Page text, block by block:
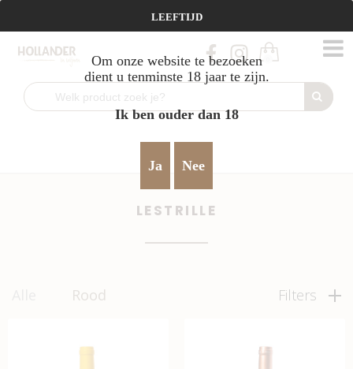
Vanaf €95 gratis verzending!
krachtig & robuust
LESTRILLE
Rood Filters
LEEFTIJD
Om onze website te bezoeken
dient u tenminste 18 jaar te zijn.
Ik ben ouder dan 18
Ja Nee